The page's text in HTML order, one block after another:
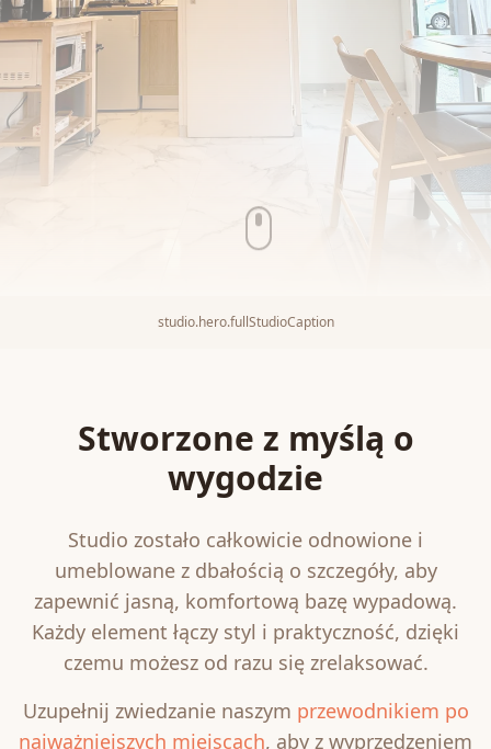
studio.hero.fullStudioCaption
Stworzone z myślą o
wygodzie
Studio zostało całkowicie odnowione i
umeblowane z dbałością o szczegóły, aby
zapewnić jasną, komfortową bazę wypadową.
Każdy element łączy styl i praktyczność, dzięki
czemu możesz od razu się zrelaksować.
Uzupełnij zwiedzanie naszym przewodnikiem po
najważniejszych miejscach, aby z wyprzedzeniem